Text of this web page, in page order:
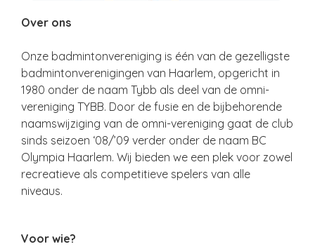
Over ons
Onze badmintonvereniging is één van de gezelligste
badmintonverenigingen van Haarlem, opgericht in
1980 onder de naam Tybb als deel van de omni-
vereniging TYBB. Door de fusie en de bijbehorende
naamswijziging van de omni-vereniging gaat de club
sinds seizoen ‘08/’09 verder onder de naam BC
Olympia Haarlem. Wij bieden we een plek voor zowel
recreatieve als competitieve spelers van alle
niveaus.
Voor wie?